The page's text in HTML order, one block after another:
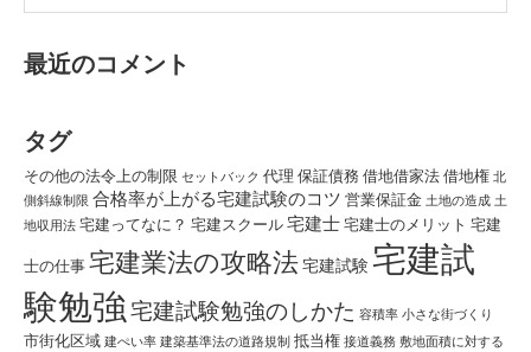
最近のコメント
タグ
その他の法令上の制限 セットバック 代理 保証債務 借地借家法 借地権 北
側斜線制限 合格率が上がる宅建試験のコツ 営業保証金 土地の造成 土
地収用法 宅建ってなに？ 宅建スクール 宅建士 宅建士のメリット 宅建
士の仕事 宅建業法の攻略法宅建試験 宅建試
験勉強宅建試験勉強のしかた 容積率 小さな街づくり
市街化区域 建ぺい率 建築基準法の道路規制 抵当権 接道義務 敷地面積に対する